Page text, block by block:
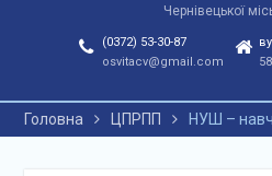
Чернівецької
(0372) 53-30-87
osvitacv@gmail.com
Головна ЦПРПП НУШ –